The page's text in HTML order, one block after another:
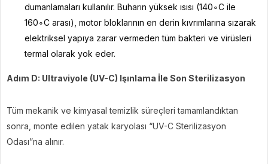
dumanlamaları kullanılır. Buharın yüksek ısısı (140∘C ile
160∘C arası), motor bloklarının en derin kıvrımlarına sızarak
elektriksel yapıya zarar vermeden tüm bakteri ve virüsleri
termal olarak yok eder.
Adım D: Ultraviyole (UV-C) Işınlama İle Son Sterilizasyon
Tüm mekanik ve kimyasal temizlik süreçleri tamamlandıktan
sonra, monte edilen yatak karyolası “UV-C Sterilizasyon
Odası”na alınır.